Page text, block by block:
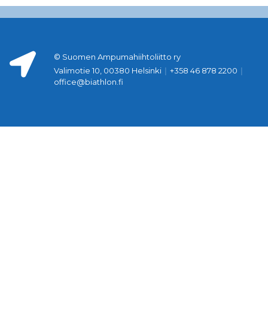
© Suomen Ampumahiihtoliitto ry
Valimotie 10, 00380 Helsinki | +358 46 878 2200 |
office@biathlon.fi